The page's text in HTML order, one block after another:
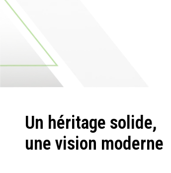
Un héritage solide,
une vision moderne